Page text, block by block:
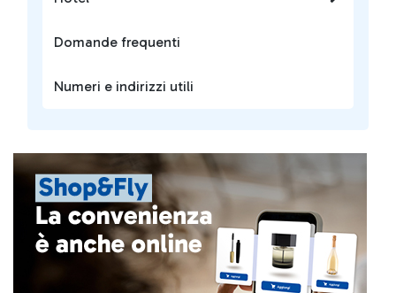
Domande frequenti
Numeri e indirizzi utili